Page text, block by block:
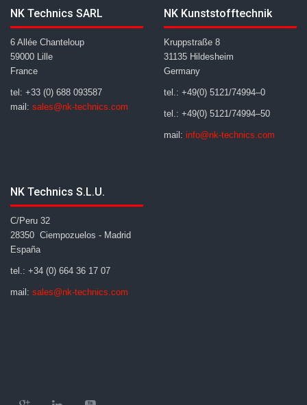
NK Technics SARL
6 Allée Chanteloup
59000 Lille
France
tel: +33 (0) 688 093587
mail: sales@nk-technics.com
NK Kunststofftechnik
Kruppstraße 8
31135 Hildesheim
Germany
tel.: +49(0) 5121/74994–0
tel.: +49(0) 5121/74994–50
mail: info@nk-technics.com
NK Technics S.L.U.
C/Peru 32
28350 Ciempozuelos - Madrid
España
tel.: +34 (0) 664 36 17 07
mail: sales@nk-technics.com